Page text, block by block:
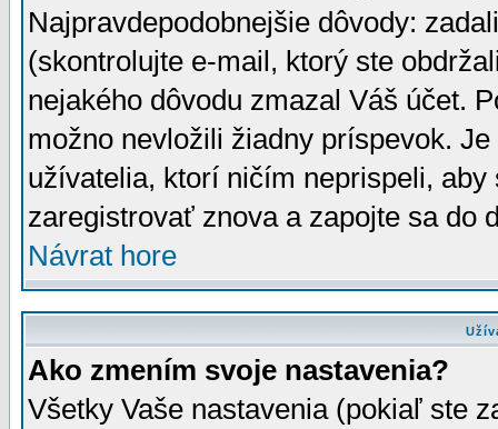
Najpravdepodobnejšie dôvody:
(skontrolujte e-mail, ktorý ste
nejakého dôvodu zmazal Váš účet.
možno nevložili žiadny príspevok.
užívatelia, ktorí ničím neprispeli,
zaregistrovať znova a zapojte sa do
Návrat hore
Ako zmením svoje nastavenia?
Všetky Vaše nastavenia (pokiaľ ste